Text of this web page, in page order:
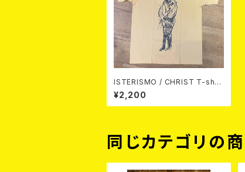
ISTERISMO / CHRIST T-shirt
¥2,200
同じカテゴリの